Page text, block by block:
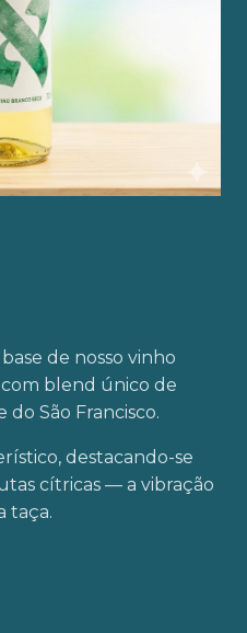
de nosso vinho
blend único de
do São Francisco.
destacando-se
cítricas — a vibração
taça.